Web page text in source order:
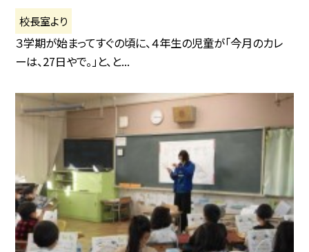
校長室より
３学期が始まってすぐの頃に、４年生の児童が「今月のカレ
ーは、27日やで。」と、と...